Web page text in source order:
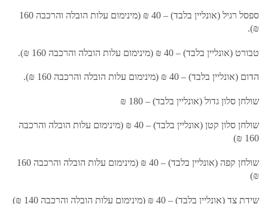
ספסל רגיל (אונליין בלבד) – 40 ₪ (מינימום עלות הובלה והרכבה 160
₪).
טבורט (אונליין בלבד) – 40 ₪ (מינימום עלות הובלה והרכבה 160 ₪).
הדום (אונליין בלבד) – 40 ₪ (מינימום עלות הובלה והרכבה 160 ₪).
שולחן סלון גדול (אונליין בלבד) – 180 ₪
שולחן סלון קטן (אונליין בלבד) – 40 ₪ (מינימום עלות הובלה והרכבה
160 ₪)
שולחן קפה (אונליין בלבד) – 40 ₪ (מינימום עלות הובלה והרכבה 160
₪)
שידת צד (אונליין בלבד) – 40 ₪ (מינימום עלות הובלה והרכבה 140 ₪)